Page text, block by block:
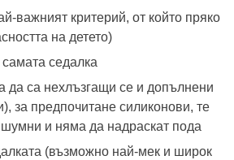
важният критерий, от който пряко
на детето)
седалка
да са нехлъзгащи се и допълнени
за предпочитане силиконови, те
шумни и няма да надраскат пода
(възможно най-мек и широк